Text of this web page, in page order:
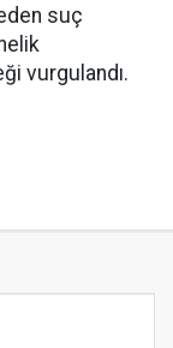
suç
vurgulandı.